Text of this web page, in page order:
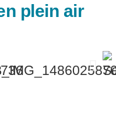
plein air